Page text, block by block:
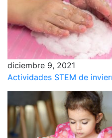
diciembre 9, 2021
Actividades STEM de